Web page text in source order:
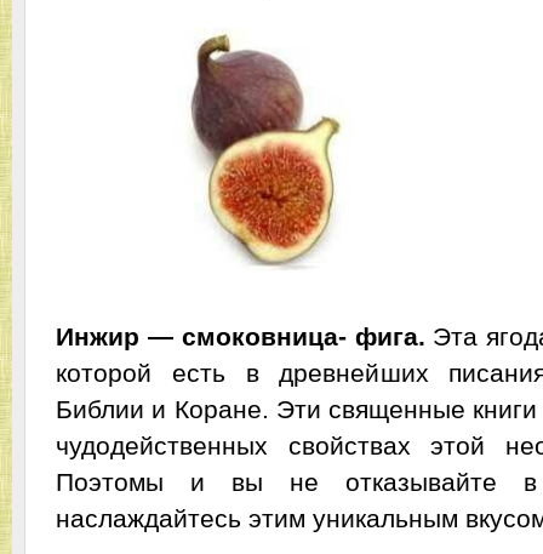
Инжир — смоковница- фига. Эта
которой есть в древнейших
Библии и Коране. Эти священные книги
чудодейственных свойствах этой
Поэтомы и вы не отказывайте в
наслаждайтесь этим уникальным